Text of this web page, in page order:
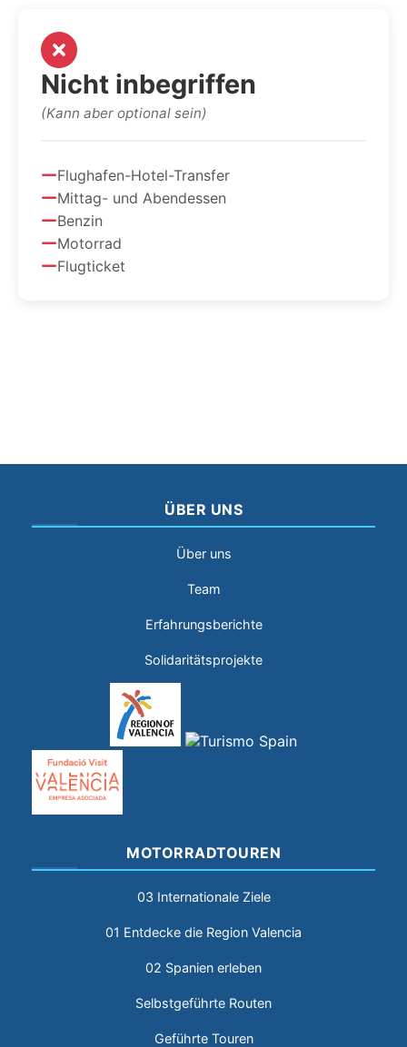
Nicht inbegriffen
(Kann aber optional sein)
Flughafen-Hotel-Transfer
Mittag- und Abendessen
Benzin
Motorrad
Flugticket
ÜBER UNS
Über uns
Team
Erfahrungsberichte
Solidaritätsprojekte
MOTORRADTOUREN
03 Internationale Ziele
01 Entdecke die Region Valencia
02 Spanien erleben
Selbstgeführte Routen
Geführte Touren